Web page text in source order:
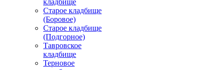
Старое кладбище
(Боровое)
Старое кладбище
(Подгорное)
Тавровское
кладбище
Терновое